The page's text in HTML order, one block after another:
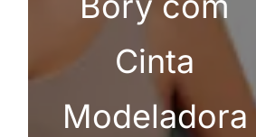
Cinta
Modeladora